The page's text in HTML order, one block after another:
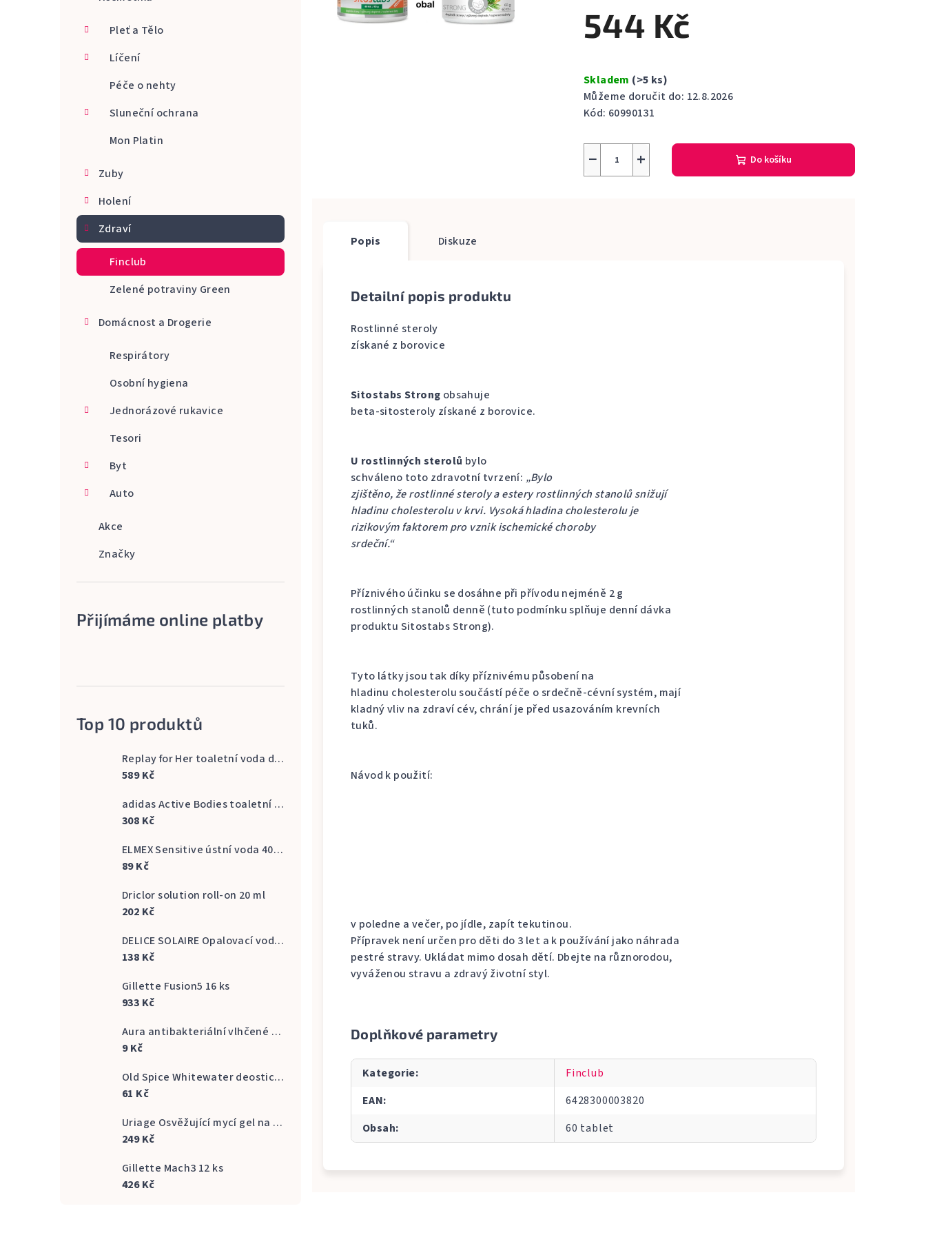
Pleť a Tělo
Líčení
Péče o nehty
Sluneční ochrana
Mon Platin
Zuby
Holení
Zdraví
Finclub
Zelené potraviny Green
Domácnost a Drogerie
Respirátory
Osobní hygiena
Jednorázové rukavice
Tesori
Byt
Auto
Akce
Značky
Přijímáme online platby
Top 10 produktů
Replay for Her toaletní voda dámská 60 ml
589 Kč
adidas Active Bodies toaletní voda pánská 100 ml
308 Kč
ELMEX Sensitive ústní voda 400 ml
89 Kč
Driclor solution roll-on 20 ml
202 Kč
DELICE SOLAIRE Opalovací voda Fresh Bronze s vůní kokosu 500 ml
138 Kč
Gillette Fusion5 16 ks
933 Kč
Aura antibakteriální vlhčené ubrousky na ruce 20 ks
9 Kč
Old Spice Whitewater deostick 50 ml
61 Kč
Uriage Osvěžující mycí gel na intimní hygienu Gyn Phy Refreshing Gel Intimate Hygiene 500 ml
249 Kč
Gillette Mach3 12 ks
426 Kč
je
0,0
hvězdiček.
544 Kč
cena:
Skladem (>5 ks)
Můžeme doručit do: 12.8.2026
Kód: 60990131
+
− Do košíku
Popis Diskuze
Detailní popis produktu
Rostlinné steroly
získané z borovice
Sitostabs Strong obsahuje
beta-sitosteroly získané z borovice.
U rostlinných sterolů bylo
schváleno toto zdravotní tvrzení: „Bylo
zjištěno, že rostlinné steroly a estery rostlinných stanolů snižují
hladinu cholesterolu v krvi. Vysoká hladina cholesterolu je
rizikovým faktorem pro vznik ischemické choroby
srdeční.“
Příznivého účinku se dosáhne při přívodu nejméně 2 g
rostlinných stanolů denně (tuto podmínku splňuje denní dávka
produktu Sitostabs Strong).
Tyto látky jsou tak díky příznivému působení na
hladinu cholesterolu součástí péče o srdečně-cévní systém, mají
kladný vliv na zdraví cév, chrání je před usazováním krevních
tuků.
Návod k použití:
v poledne a večer, po jídle, zapít tekutinou.
Přípravek není určen pro děti do 3 let a k používání jako náhrada
pestré stravy. Ukládat mimo dosah dětí. Dbejte na různorodou,
vyváženou stravu a zdravý životní styl.
Doplňkové parametry
Kategorie:
Finclub
EAN:
6428300003820
Obsah: 60 tablet